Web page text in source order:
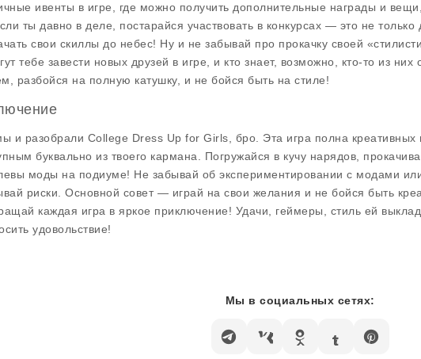
ивенты в игре, где можно получить дополнительные награды и
ты давно в деле, постарайся участвовать в конкурсах — это не
свои скиллы до небес! Ну и не забывай про прокачку своей
тебе завести новых друзей в игре, и кто знает, возможно, кто-то из
разбойся на полную катушку, и не бойся быть на стиле!
и разобрали College Dress Up for Girls, бро. Эта игра полна
буквально из твоего кармана. Погружайся в кучу нарядов,
моды на подиуме! Не забывай об экспериментировании с модами
риски. Основной совет — играй на свои желания и не бойся быть
каждая игра в яркое приключение! Удачи, геймеры, стиль ей
удовольствие!
Мы в социальных сетях: